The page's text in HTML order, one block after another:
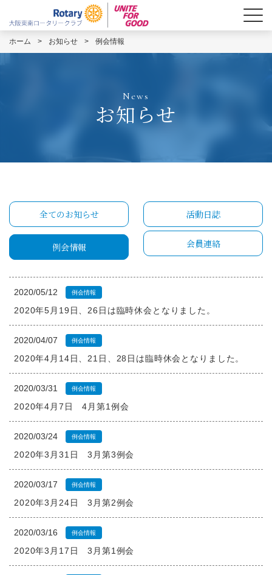
ホーム > お知らせ > 例会情報
News
お知らせ
全てのお知らせ 活動日誌
例会情報 会員連絡
2020/05/12 例会情報
2020年5月19日、26日は臨時休会となりました。
2020/04/07 例会情報
2020年4月14日、21日、28日は臨時休会となりました。
2020/03/31 例会情報
2020年4月7日 4月第1例会
2020/03/24 例会情報
2020年3月31日 3月第3例会
2020/03/17 例会情報
2020年3月24日 3月第2例会
2020/03/16 例会情報
2020年3月17日 3月第1例会